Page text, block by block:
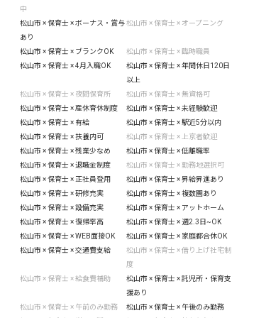
中
松山市 × 保育士 × ボーナス・賞与
あり
松山市 × 保育士 × オープニング
松山市 × 保育士 × ブランクOK
松山市 × 保育士 × 臨時職員
松山市 × 保育士 × 4月入職OK
松山市 × 保育士 × 年間休日120日
以上
松山市 × 保育士 × 夜間保育所
松山市 × 保育士 × 無資格可
松山市 × 保育士 × 産休育休制度
松山市 × 保育士 × 未経験歓迎
松山市 × 保育士 × 有給
松山市 × 保育士 × 駅近5分以内
松山市 × 保育士 × 扶養内可
松山市 × 保育士 × 上京者歓迎
松山市 × 保育士 × 残業少なめ
松山市 × 保育士 × 低離職率
松山市 × 保育士 × 退職金制度
松山市 × 保育士 × 勤務地選択可
松山市 × 保育士 × 正社員登用
松山市 × 保育士 × 昇給昇進あり
松山市 × 保育士 × 研修充実
松山市 × 保育士 × 複数園あり
松山市 × 保育士 × 設備充実
松山市 × 保育士 × アットホーム
松山市 × 保育士 × 復帰率高
松山市 × 保育士 × 週2.3日~OK
松山市 × 保育士 × WEB面接OK
松山市 × 保育士 × 家庭都合休OK
松山市 × 保育士 × 交通費支給
松山市 × 保育士 × 借り上げ社宅制
度
松山市 × 保育士 × 給食費補助
松山市 × 保育士 × 託児所・保育支
援あり
松山市 × 保育士 × 午前のみ勤務
松山市 × 保育士 × 午後のみ勤務